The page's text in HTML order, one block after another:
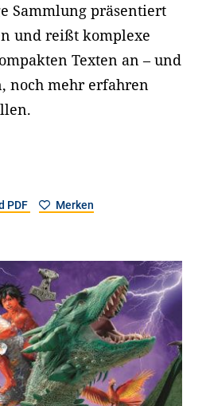
Sammlung präsentiert
und reißt komplexe
Texten an – und
noch mehr erfahren
PDF Merken